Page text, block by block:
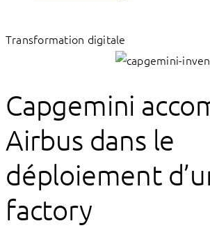
Transformation digitale
Capgemini
Airbus dans le
déploiement
factory